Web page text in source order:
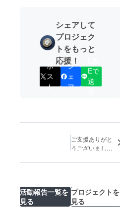
シェアして
プロジェク
トをもっと
応援！
ポ
ス
ト
シ
ェ
ア
Eで
送
ご支援ありがと
うございました
ついて】
活動報告一覧を
見る
プロジェクトを
見る